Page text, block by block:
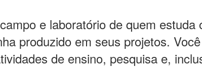
e laboratório de quem estuda
produzido em seus projetos.
de ensino, pesquisa e,